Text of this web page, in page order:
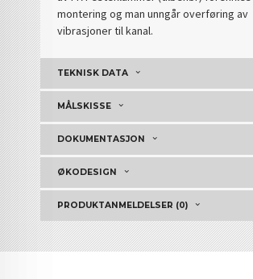
montering og man unngår overføring av
vibrasjoner til kanal.
TEKNISK DATA
MÅLSKISSE
DOKUMENTASJON
ØKODESIGN
PRODUKTANMELDELSER (0)